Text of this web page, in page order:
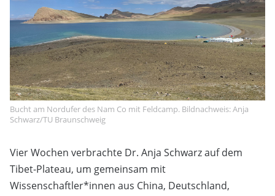
Bucht am Nordufer des Nam Co mit Feldcamp. Bildnachweis: Anja
Schwarz/TU Braunschweig
Vier Wochen verbrachte Dr. Anja Schwarz auf dem
Tibet-Plateau, um gemeinsam mit
Wissenschaftler*innen aus China, Deutschland,